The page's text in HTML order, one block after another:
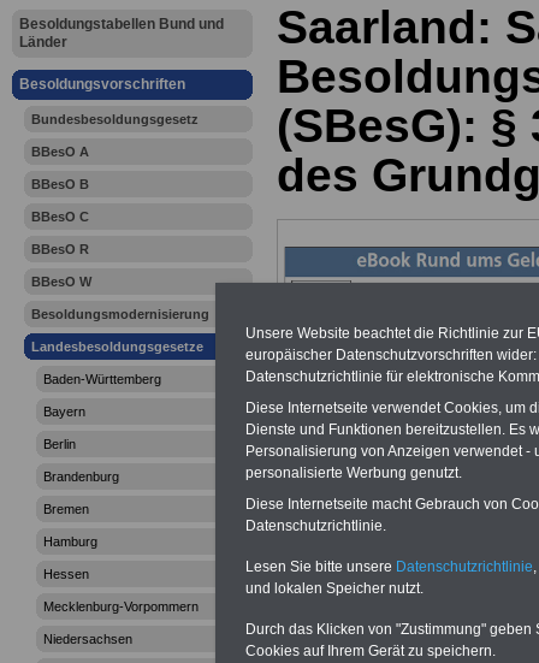
Besoldungstabellen Bund und
Länder
Besoldungsvorschriften
Bundesbesoldungsgesetz
BBesO A
BBesO B
BBesO C
BBesO R
BBesO W
Besoldungsmodernisierung
Landesbesoldungsgesetze
Baden-Württemberg
Bayern
Berlin
Brandenburg
Bremen
Hamburg
Hessen
Mecklenburg-Vorpommern
Niedersachsen
Saarland:
(SBesG): §
des
>>>zur
Saarländischen
Unsere Website beachtet die Richtlinie zur
europäischer Datenschutzvorschriften
Datenschutzrichtlinie für elektronische
Diese Internetseite verwendet Cookies, um
Dienste und Funktionen bereitzustellen. Es
Personalisierung von Anzeigen verwendet
personalisierte Werbung genutzt.
Diese Internetseite macht Gebrauch von
Datenschutzrichtlinie.
Lesen Sie bitte unsere Datenschutzrichtlinie
und lokalen Speicher nutzt.
Durch das Klicken von "Zustimmung"
Cookies auf Ihrem Gerät zu speichern.